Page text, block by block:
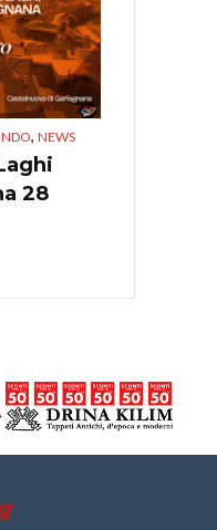
, NEWS
28